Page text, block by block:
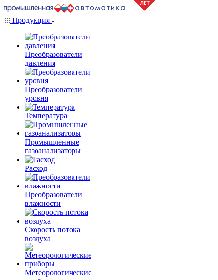
Продукция
Преобразователи
давления
Преобразователи
уровня
Температура
Промышленные
газоанализаторы
Расход
Преобразователи
влажности
Скорость потока
воздуха
Метеорологические